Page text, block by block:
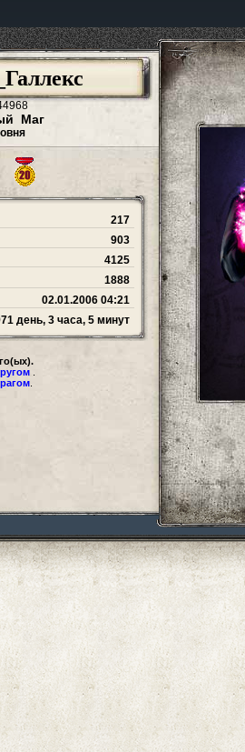
Маг
217
903
4125
1888
02.01.2006 04:21
день, 3 часа, 5 минут